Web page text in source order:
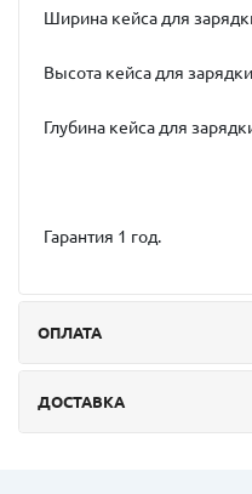
Ширина кейса для
Высота кейса для
Глубина кейса для
Гарантия 1 год.
ОПЛАТА
ДОСТАВКА